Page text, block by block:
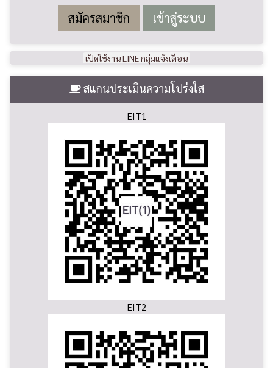
สมัครสมาชิก
เปิดใช้งาน LINE กลุ่มแจ้งเตือน
สแกนประเมินความโปร่งใส
EIT1
EIT2